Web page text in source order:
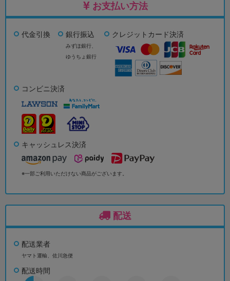
お支払い方法
代金引換 銀行振込
みずほ銀行、
ゆうちょ銀行
クレジットカード決済
コンビニ決済
キャッシュレス決済
※一部ご利用いただけない商品がございます。
配送
配送業者
ヤマト運輸、佐川急便
配送時間